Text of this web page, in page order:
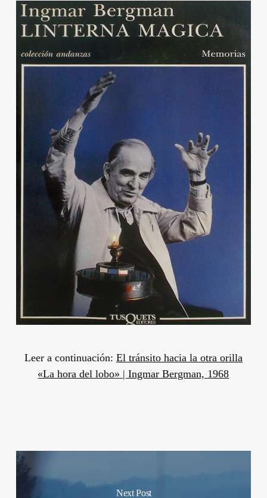
Leer a continuación: El tránsito hacia la otra orilla
«La hora del lobo» | Ingmar Bergman, 1968
Next Post